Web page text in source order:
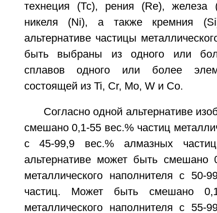
технеция (Тс), рения (Re), железа
никеля (Ni), а также кремния
альтернативе частицы
быть выбраны из одного или
сплавов одного или более
состоящей из Ti, Cr, Mo, W и Co.
Согласно одной альтернативе
смешано 0,1-55 вес.% частиц
с 45-99,9 вес.% алмазных
альтернативе может быть смешано
металлического наполнителя с 50-
частиц. Может быть смешано
металлического наполнителя с 55-